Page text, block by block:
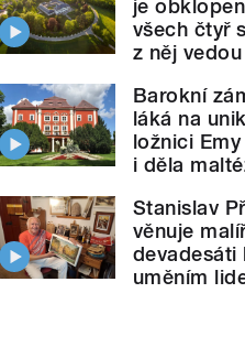
je
všech čtyř
z něj
Barokní
láká na
ložnici
i děla
Stanislav
věnuje
devadesáti
uměním